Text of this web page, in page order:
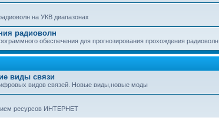
на УКВ диапазонах
радиоволн
обеспечения для прогнозирования прохождения радиоволн.
виды связи
видов связей. Новые виды,новые моды
ресурсов ИНТЕРНЕТ